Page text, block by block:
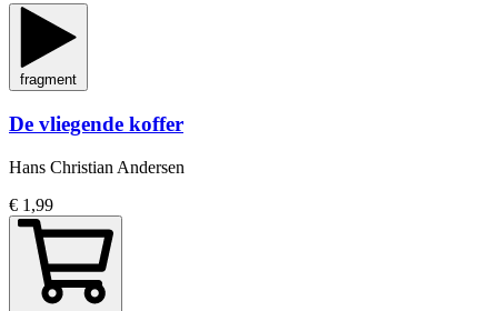
fragment
De vliegende koffer
Hans Christian Andersen
€ 1,99